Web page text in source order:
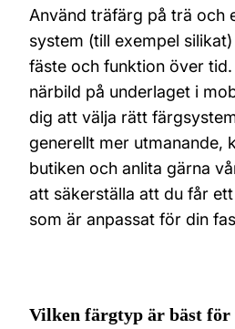
Använd träfärg på trä och
system (till exempel
fäste och funktion över tid.
närbild på underlaget i
dig att välja rätt
generellt mer utmanande,
butiken och anlita gärna
att säkerställa att du får
som är anpassat för din
Vilken färgtyp är bäst för